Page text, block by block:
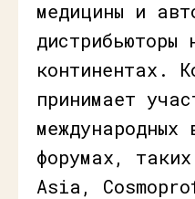
медицины и
дистрибьюторы
континентах.
принимает
международных
форумах,
Asia,